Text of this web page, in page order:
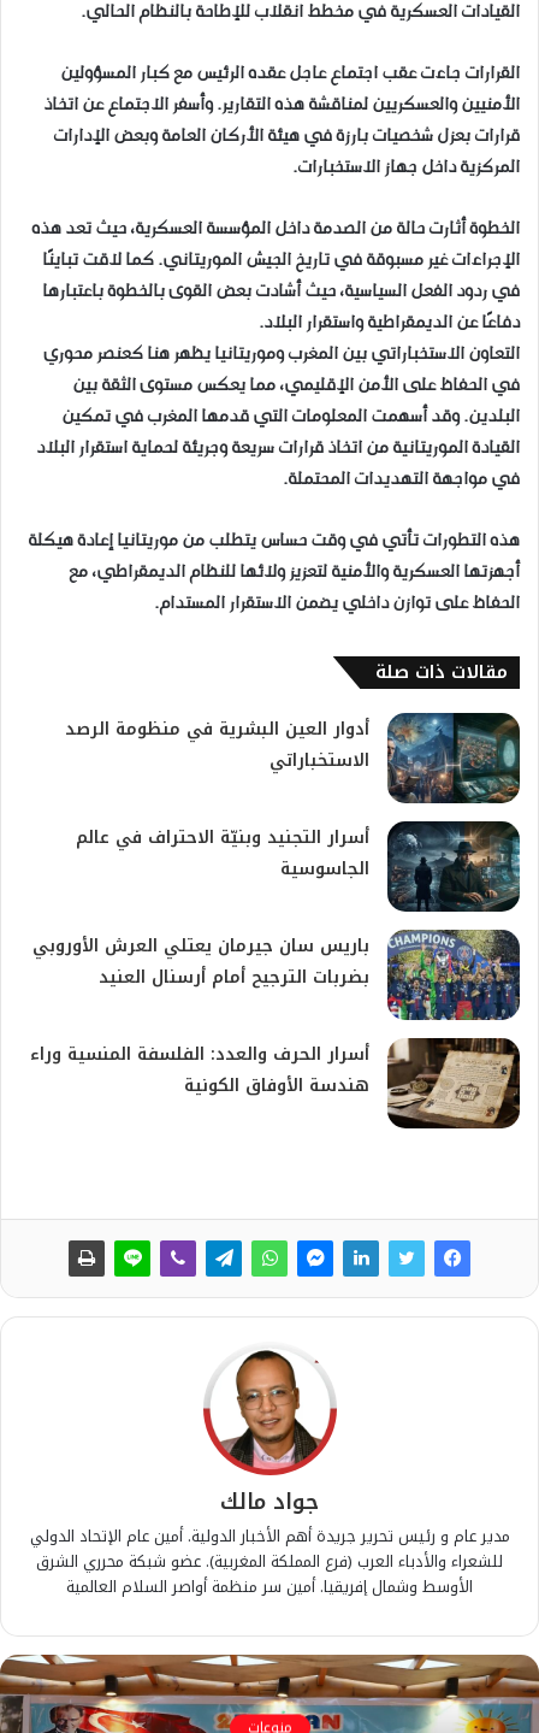
القيادات العسكرية في مخطط انقلاب للإطاحة بالنظام الحالي.
القرارات جاءت عقب اجتماع عاجل عقده الرئيس مع كبار المسؤولين
الأمنيين والعسكريين لمناقشة هذه التقارير. وأسفر الاجتماع عن اتخاذ
قرارات بعزل شخصيات بارزة في هيئة الأركان العامة وبعض الإدارات
المركزية داخل جهاز الاستخبارات.
الخطوة أثارت حالة من الصدمة داخل المؤسسة العسكرية، حيث تعد هذه
الإجراءات غير مسبوقة في تاريخ الجيش الموريتاني. كما لاقت تباينًا
في ردود الفعل السياسية، حيث أشادت بعض القوى بالخطوة باعتبارها
دفاعًا عن الديمقراطية واستقرار البلاد.
التعاون الاستخباراتي بين المغرب وموريتانيا يظهر هنا كعنصر محوري
في الحفاظ على الأمن الإقليمي، مما يعكس مستوى الثقة بين
البلدين. وقد أسهمت المعلومات التي قدمها المغرب في تمكين
القيادة الموريتانية من اتخاذ قرارات سريعة وجريئة لحماية استقرار البلاد
في مواجهة التهديدات المحتملة.
هذه التطورات تأتي في وقت حساس يتطلب من موريتانيا إعادة هيكلة
أجهزتها العسكرية والأمنية لتعزيز ولائها للنظام الديمقراطي، مع
الحفاظ على توازن داخلي يضمن الاستقرار المستدام.
مقالات ذات صلة
​أدوار العين البشرية في منظومة الرصد
الاستخباراتي
​أسرار التجنيد وبنيّة الاحتراف في عالم
الجاسوسية
باريس سان جيرمان يعتلي العرش الأوروبي
بضربات الترجيح أمام أرسنال العنيد
أسرار الحرف والعدد: الفلسفة المنسية وراء
هندسة الأوفاق الكونية
جواد مالك
مدير عام و رئيس تحرير جريدة أهم الأخبار الدولية. أمين عام الإتحاد الدولي
للشعراء والأدباء العرب (فرع المملكة المغربية). عضو شبكة محرري الشرق
الأوسط وشمال إفريقيا. أمين سر منظمة أواصر السلام العالمية
منوعات